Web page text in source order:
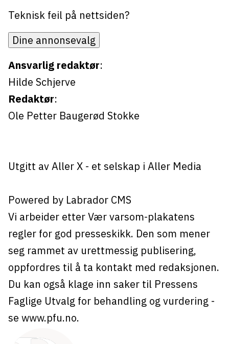
Teknisk feil på nettsiden?
Dine annonsevalg
Ansvarlig redaktør:
Hilde Schjerve
Redaktør:
Ole Petter Baugerød Stokke
Utgitt av Aller X- et selskap i Aller Media
Powered by Labrador CMS
Vi arbeider etter Vær varsom-plakatens
regler for god presseskikk. Den som mener
seg rammet av urettmessig publisering,
oppfordres til å ta kontakt med redaksjonen.
Du kan også klage inn saker til Pressens
Faglige Utvalg for behandling og vurdering -
se www.pfu.no.